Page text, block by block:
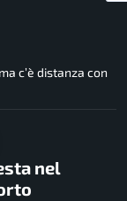
c’è distanza con
nel